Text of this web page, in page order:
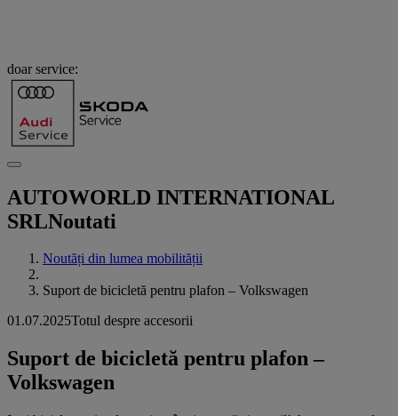
doar service:
AUTOWORLD INTERNATIONAL
SRLNoutati
Noutăți din lumea mobilității
Suport de bicicletă pentru plafon – Volkswagen
01.07.2025Totul despre accesorii
Suport de bicicletă pentru plafon –
Volkswagen